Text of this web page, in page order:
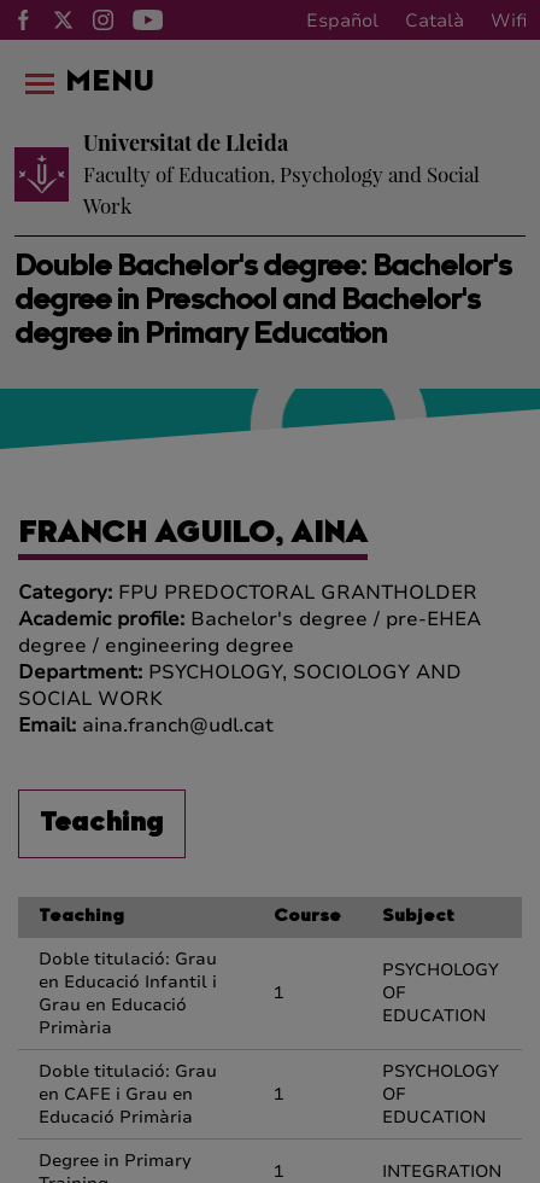
Español Català Wifi
Double Bachelor's degree: Bachelor's
degree in Preschool and Bachelor's
degree in Primary Education
Universitat de Lleida
Faculty of Education, Psychology and Social
Work
MENU
FRANCH AGUILO, AINA
Category: FPU PREDOCTORAL GRANTHOLDER
Academic profile: Bachelor's degree / pre-EHEA
degree / engineering degree
Department: PSYCHOLOGY, SOCIOLOGY AND
SOCIAL WORK
Email: aina.franch@udl.cat
Teaching
Teaching Course Subject
Doble titulació: Grau
en Educació Infantil i
Grau en Educació
Primària
1
PSYCHOLOGY
OF
EDUCATION
Doble titulació: Grau
en CAFE i Grau en
Educació Primària
1
PSYCHOLOGY
OF
EDUCATION
Degree in Primary
1 INTEGRATION